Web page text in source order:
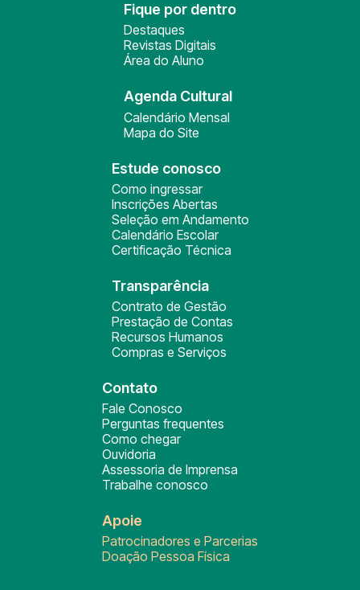
Fique por dentro
Destaques
Revistas Digitais
Área do Aluno
Agenda Cultural
Calendário Mensal
Mapa do Site
Estude conosco
Como ingressar
Inscrições Abertas
Seleção em Andamento
Calendário Escolar
Certificação Técnica
Transparência
Contrato de Gestão
Prestação de Contas
Recursos Humanos
Compras e Serviços
Contato
Fale Conosco
Perguntas frequentes
Como chegar
Ouvidoria
Assessoria de Imprensa
Trabalhe conosco
Apoie
Patrocinadores e Parcerias
Doação Pessoa Física